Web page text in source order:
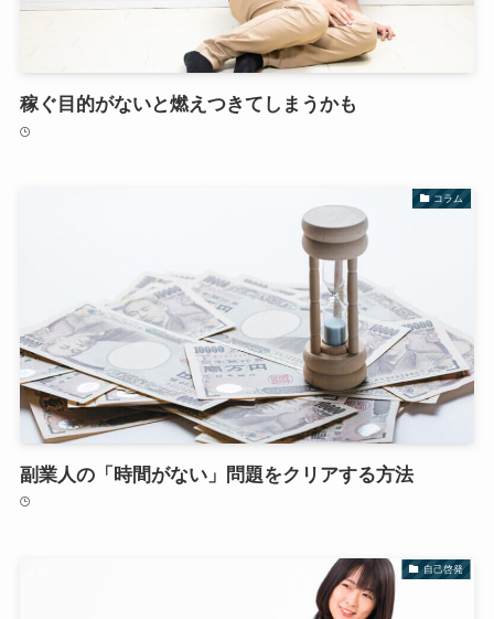
稼ぐ目的がないと燃えつきてしまうかも
コラム
副業人の「時間がない」問題をクリアする方法
自己啓発